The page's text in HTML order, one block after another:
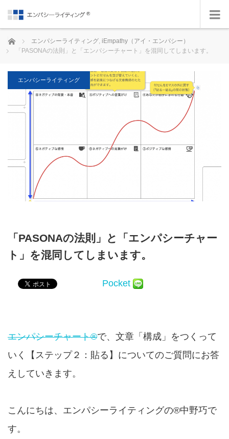
ホーム エンパシーライティング, iEmpathy（アイ・エンパシー）
「PASONAの法則」と「エンパシーチャート」を混同してしまいます。
エンパシーライティング
「PASONAの法則」と「エンパシーチャー
ト」を混同してしまいます。
Pocket
エンパシーチャート®で、文章「構成」をつくって
いく【ステップ２：貼る】についてのご質問にお答
えしていきます。
こんにちは、エンパシーライティングの®中野巧で
す。